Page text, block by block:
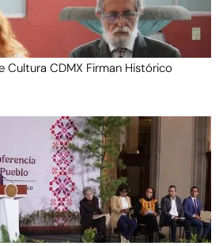
Cultura CDMX Firman Histórico